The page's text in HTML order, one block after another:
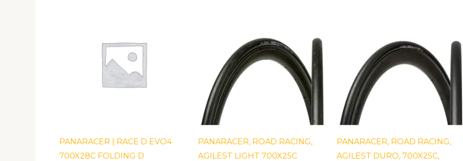
PANARACER | RACE D EVO4
700X28C FOLDING D
PANARACER, ROAD RACING,
AGILEST LIGHT 700X25C
PANARACER, ROAD RACING,
AGILEST DURO, 700X25C,